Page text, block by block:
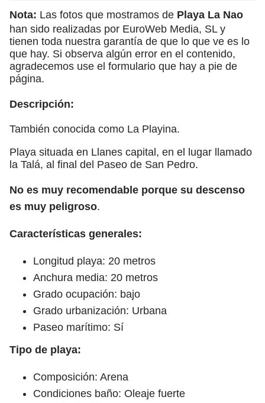
Nota: Las fotos que mostramos de Playa La Nao
han sido realizadas por EuroWeb Media, SL y
tienen toda nuestra garantía de que lo que ve es lo
que hay. Si observa algún error en el contenido,
agradecemos use el formulario que hay a pie de
página.
Descripción:
También conocida como La Playina.
Playa situada en Llanes capital, en el lugar llamado
la Talá, al final del Paseo de San Pedro.
No es muy recomendable porque su descenso
es muy peligroso.
Características generales:
Longitud playa: 20 metros
Anchura media: 20 metros
Grado ocupación: bajo
Grado urbanización: Urbana
Paseo marítimo: Sí
Tipo de playa:
Composición: Arena
Condiciones baño: Oleaje fuerte